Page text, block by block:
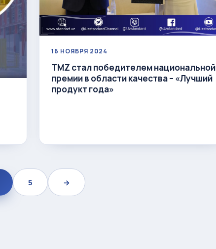
16 НОЯБРЯ 2024
ТМZ стал победителем национальной
премии в области качества – «Лучший
продукт года»
5 →